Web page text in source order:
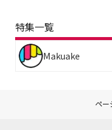
特集一覧
Makuake
ペー